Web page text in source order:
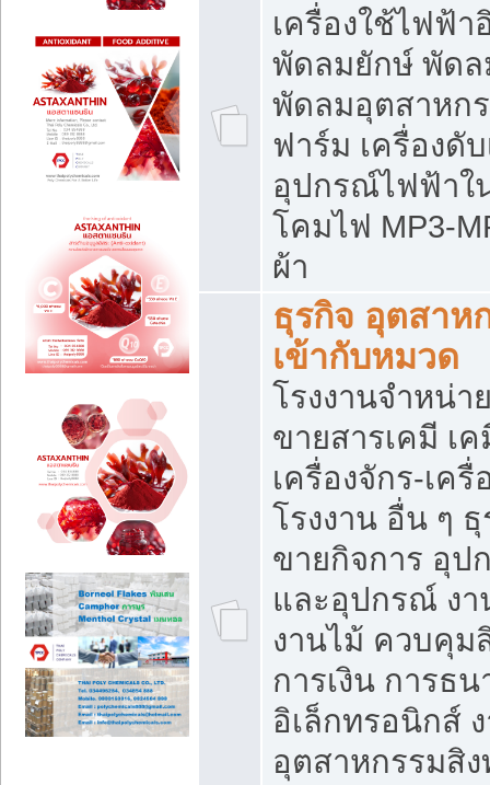
เครื่องใช้ไฟฟ้า
พัดลมยักษ์ พัด
พัดลมอุตสาหก
ฟาร์ม เครื่องดั
อุปกรณ์ไฟฟ้าใ
โคมไฟ MP3-
ผ้า
ธุรกิจ อุตสาห
เข้ากับหมวด
โรงงานจำหน่
ขายสารเคมี เ
เครื่องจักร-เค
โรงงาน อื่น ๆ
ขายกิจการ อุป
และอุปกรณ์ ง
งานไม้ ควบคุม
การเงิน การธ
อิเล็กทรอนิกส์
อุตสาหกรรมสิ